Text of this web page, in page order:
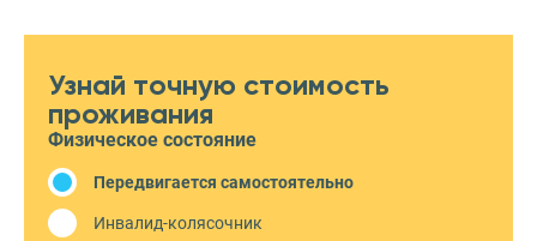
Узнай точную стоимость
проживания
Физическое состояние
Передвигается самостоятельно
Инвалид-колясочник